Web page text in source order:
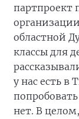
партпроект
областной
классы для
у нас есть в
нет. В